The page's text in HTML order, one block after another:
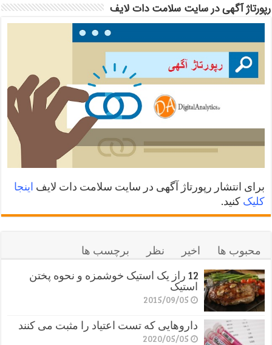
رپورتاژ آگهی در سایت سلامت دات لایف
برای انتشار رپورتاژ آگهی در سایت سلامت دات لایف اینجا
کلیک کنید.
محبوب ها اخیر نظر
برچسب ها
12 راز یک استیک خوشمزه و نحوه پختن
استیک
2015/09/05
داروهایی که تست اعتیاد را مثبت می کنند
2020/05/05